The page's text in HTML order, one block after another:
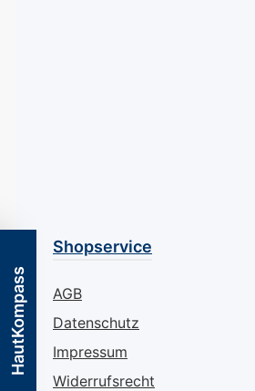
Shopservice
AGB
Datenschutz
Impressum
Widerrufsrecht
HautKompass